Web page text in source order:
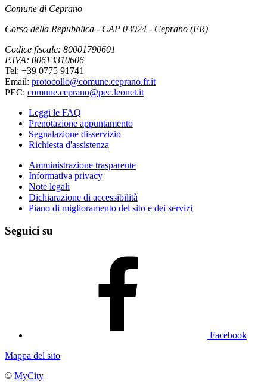
Comune di Ceprano
Corso della Repubblica - CAP 03024 - Ceprano (FR)
Codice fiscale: 80001790601
P.IVA: 00613310606
Tel: +39 0775 91741
Email: protocollo@comune.ceprano.fr.it
PEC: comune.ceprano@pec.leonet.it
Leggi le FAQ
Prenotazione appuntamento
Segnalazione disservizio
Richiesta d'assistenza
Amministrazione trasparente
Informativa privacy
Note legali
Dichiarazione di accessibilità
Piano di miglioramento del sito e dei servizi
Seguici su
Facebook
Mappa del sito
© MyCity